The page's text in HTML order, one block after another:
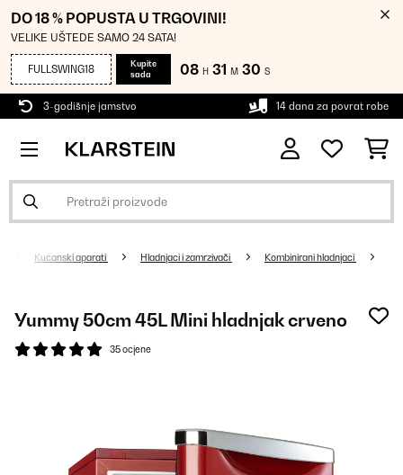
DO 18 % POPUSTA U TRGOVINI!
VELIKE UŠTEDE SAMO 24 SATA!
FULLSWING18
Kupite
sada
08 H 31 M 30 S
3-godišnje jamstvo 14 dana za povrat robe
Kućanski aparati Hladnjaci i zamrzivači Kombinirani hladnjaci
Yummy 50cm 45L Mini hladnjak crveno
35 ocjene